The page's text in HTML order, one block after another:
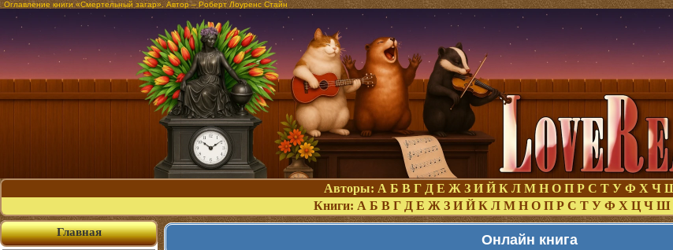
Оглавление книги «Смертельный загар». Автор – Роберт Лоуренс Стайн
Авторы: А Б В Г Д Е Ж З И Й К Л М Н О П Р С Т У Ф Х Ч
Книги: А Б В Г Д Е Ж З И Й К Л М Н О П Р С Т У Ф Х Ц Ч Ш
Онлайн книга
Главная